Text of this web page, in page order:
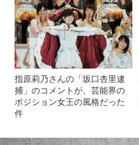
指原莉乃さんの「坂口杏里逮
捕」のコメントが、芸能界の
ポジション女王の風格だった
件